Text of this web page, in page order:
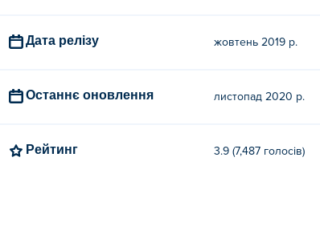
Дата релізу жовтень 2019 р.
Останнє оновлення листопад 2020 р.
Рейтинг 3.9 (7,487 голосів)